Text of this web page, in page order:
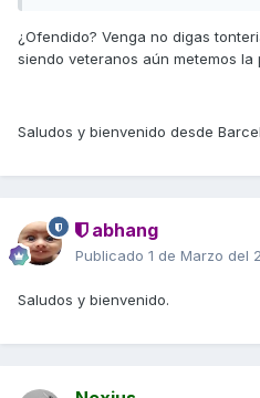
¿Ofendido? Venga no digas
siendo veteranos aún metemos la
Saludos y bienvenido desde
abhang
Publicado 1 de Marzo del
Saludos y bienvenido.